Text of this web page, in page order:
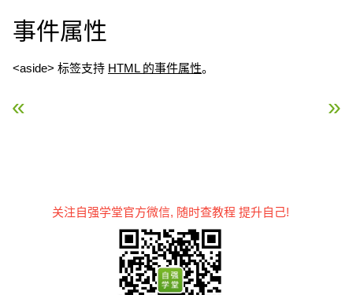
事件属性
<aside> 标签支持 HTML 的事件属性。
« HTML <article> 标签 HTML <audio> 标签 »
关注自强学堂官方微信, 随时查教程 提升自己!